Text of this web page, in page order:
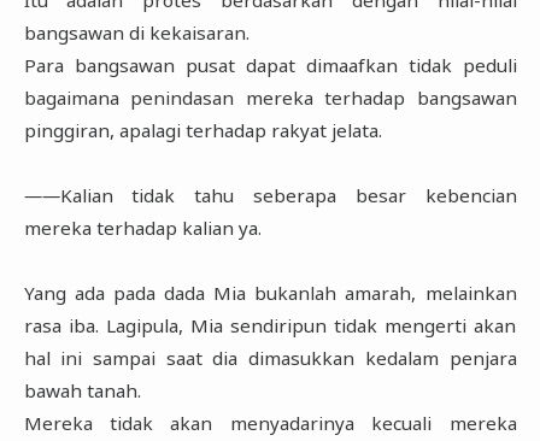
bangsawan di kekaisaran.
Para bangsawan pusat dapat dimaafkan tidak peduli
bagaimana penindasan mereka terhadap bangsawan
pinggiran, apalagi terhadap rakyat jelata.
――Kalian tidak tahu seberapa besar kebencian
mereka terhadap kalian ya.
Yang ada pada dada Mia bukanlah amarah, melainkan
rasa iba. Lagipula, Mia sendiripun tidak mengerti akan
hal ini sampai saat dia dimasukkan kedalam penjara
bawah tanah.
Mereka tidak akan menyadarinya kecuali mereka